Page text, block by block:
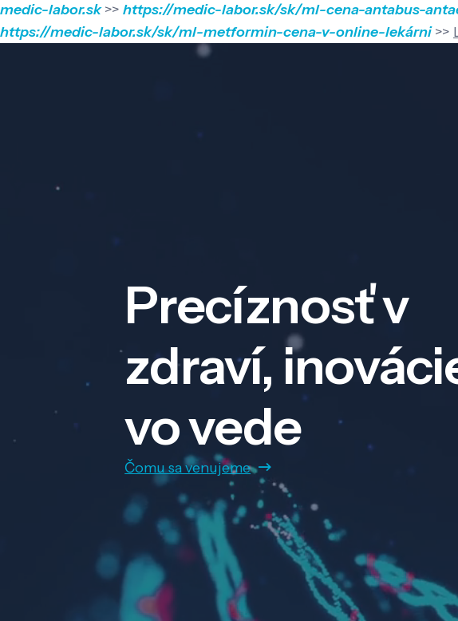
medic-labor.sk>> https://medic-labor.sk/sk/ml-cena-antabus-
https://medic-labor.sk/sk/ml-metformin-cena-v-online-lekárni>>
Precíznosť v
zdraví,
vo vede
Čomu sa venujeme